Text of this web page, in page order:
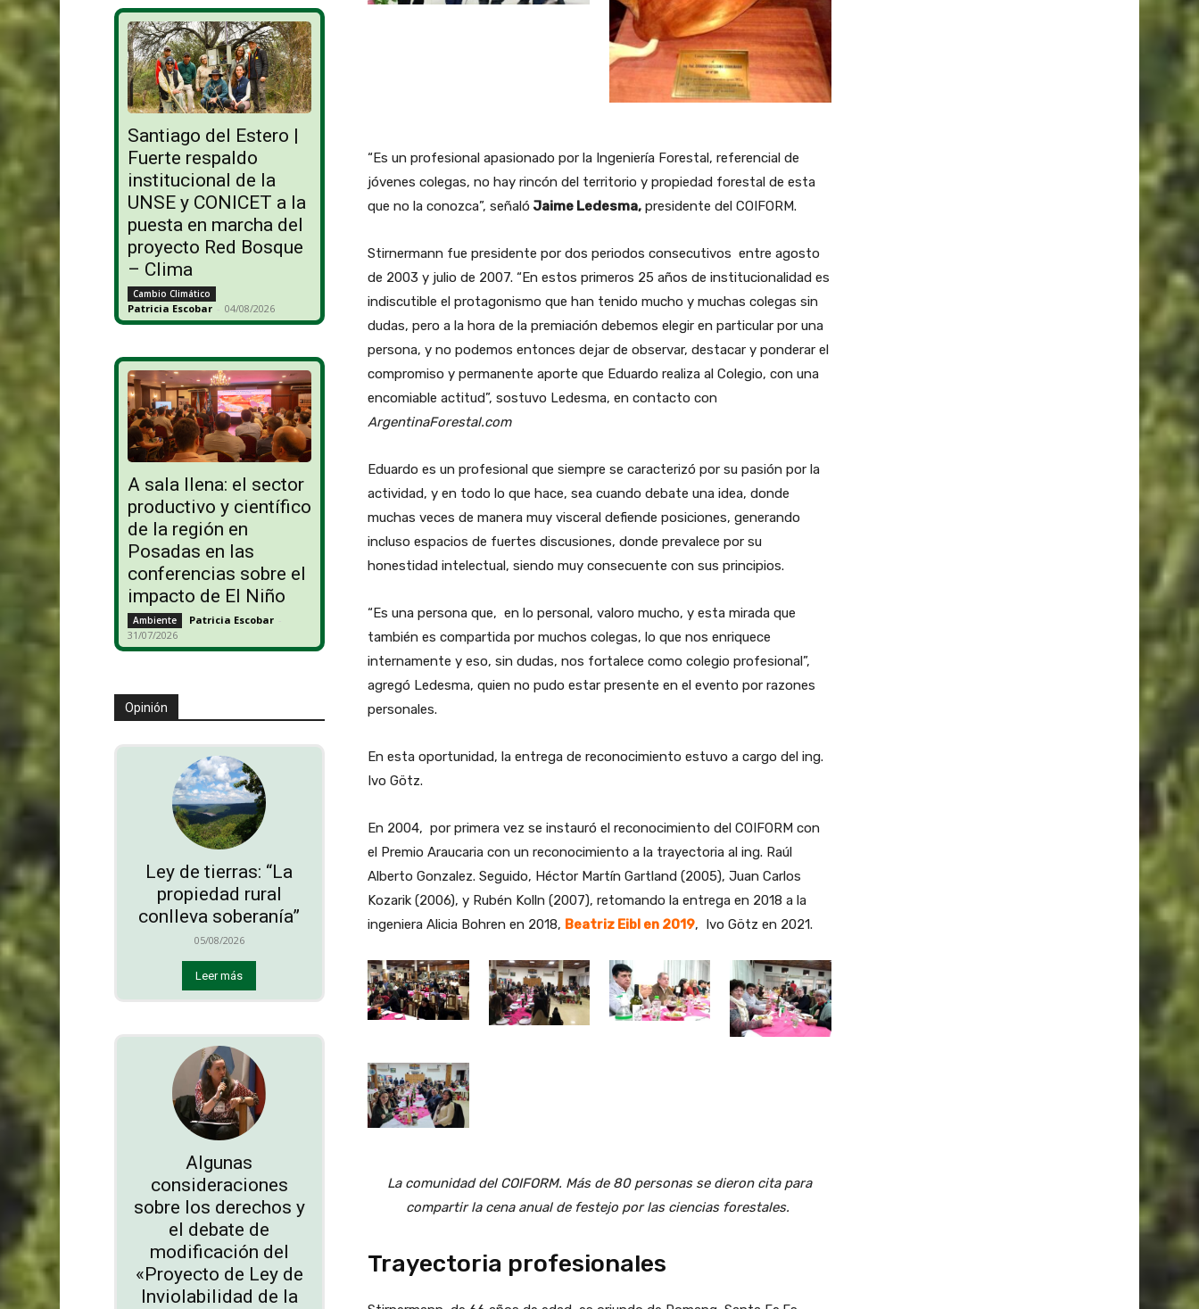
Santiago del Estero |
Fuerte respaldo
institucional de la
UNSE y CONICET a la
puesta en marcha del
proyecto Red Bosque
– Clima
Cambio Climático
Patricia Escobar - 04/08/2026
A sala llena: el sector
productivo y científico
de la región en
Posadas en las
conferencias sobre el
impacto de El Niño
Ambiente Patricia Escobar -
31/07/2026
Opinión
Ley de tierras: “La
propiedad rural
conlleva soberanía”
05/08/2026
Leer más
Algunas
consideraciones
sobre los derechos y
el debate de
modificación del
«Proyecto de Ley de
Inviolabilidad de la
“Es un profesional apasionado por la Ingeniería Forestal, referencial de
jóvenes colegas, no hay rincón del territorio y propiedad forestal de esta
que no la conozca”, señaló Jaime Ledesma,presidente del COIFORM.
Stirnermann fue presidente por dos periodos consecutivos entre agosto
de 2003 y julio de 2007. “En estos primeros 25 años de institucionalidad es
indiscutible el protagonismo que han tenido mucho y muchas colegas sin
dudas, pero a la hora de la premiación debemos elegir en particular por una
persona, y no podemos entonces dejar de observar, destacar y ponderar el
compromiso y permanente aporte que Eduardo realiza al Colegio, con una
encomiable actitud”, sostuvo Ledesma, en contacto con
ArgentinaForestal.com
Eduardo es un profesional que siempre se caracterizó por su pasión por la
actividad, y en todo lo que hace, sea cuando debate una idea, donde
muchas veces de manera muy visceral defiende posiciones, generando
incluso espacios de fuertes discusiones, donde prevalece por su
honestidad intelectual, siendo muy consecuente con sus principios.
“Es una persona que, en lo personal, valoro mucho, y esta mirada que
también es compartida por muchos colegas, lo que nos enriquece
internamente y eso, sin dudas, nos fortalece como colegio profesional”,
agregó Ledesma, quien no pudo estar presente en el evento por razones
personales.
En esta oportunidad, la entrega de reconocimiento estuvo a cargo del ing.
Ivo Götz.
En 2004, por primera vez se instauró el reconocimiento del COIFORM con
el Premio Araucaria con un reconocimiento a la trayectoria al ing. Raúl
Alberto Gonzalez. Seguido, Héctor Martín Gartland (2005), Juan Carlos
Kozarik (2006), y Rubén Kolln (2007), retomando la entrega en 2018 a la
ingeniera Alicia Bohren en 2018, Beatriz Eibl en 2019, Ivo Götz en 2021.
La comunidad del COIFORM. Más de 80 personas se dieron cita para
compartir la cena anual de festejo por las ciencias forestales.
Trayectoria profesionales